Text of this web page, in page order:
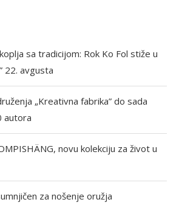
sa tradicijom: Rok Ko Fol stiže u
22. avgusta
„Kreativna fabrika” do sada
autora
novu kolekciju za život u
za nošenje oružja